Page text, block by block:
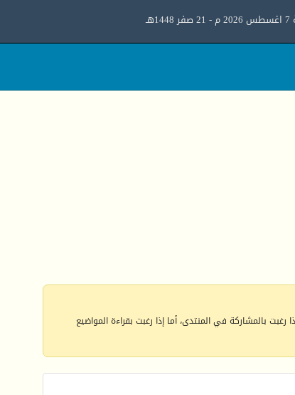
رغبت بالمشاركة في المنتدى، أما إذا رغبت بقراءة المواضيع